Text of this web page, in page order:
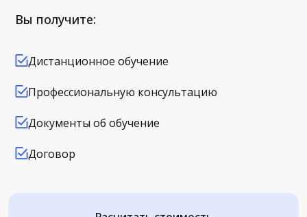
Вы получите:
Дистанционное обучение
Профессиональную консультацию
Документы об обучение
Договор